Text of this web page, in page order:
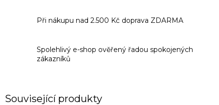
Při nákupu nad 2.500 Kč doprava ZDARMA
Spolehlivý e-shop ověřený řadou spokojených
zákazníků
Související produkty